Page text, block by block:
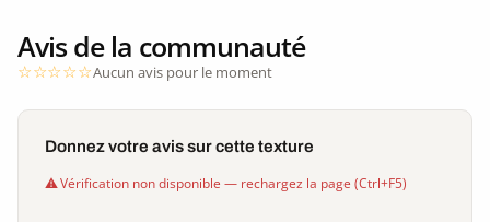
Avis de la communauté
Aucun avis pour le moment
Donnez votre avis sur cette texture
Vérification non disponible — rechargez la page (Ctrl+F5)